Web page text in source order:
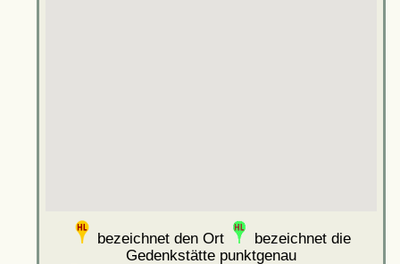
bezeichnet den Ort
bezeichnet die
Gedenkstätte punktgenau